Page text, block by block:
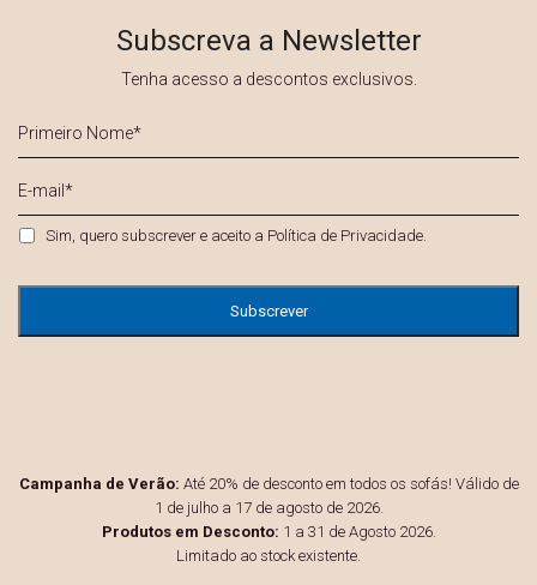
Subscreva a Newsletter
Tenha acesso a descontos exclusivos.
Nome
*
mail
Privacidade *
Sim, quero subscrever e aceito a Política de Privacidade.
Campanha de Verão: Até 20% de desconto em todos os sofás! Válido de
1 de julho a 17 de agosto de 2026.
Produtos em Desconto: 1 a 31 de Agosto 2026.
Limitado ao stock existente.